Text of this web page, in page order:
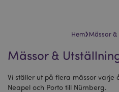
Hem›Mässor
Mässor &
Vi ställer ut på flera mässor varje
Neapel och Porto till Nürnberg.